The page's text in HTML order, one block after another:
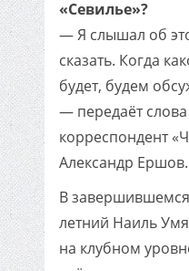
«Севилье»?
— Я слышал об
сказать. Когда
будет, будем
— передаёт
корреспондент
Александр Ершов.
В
летний Наиль
на клубном